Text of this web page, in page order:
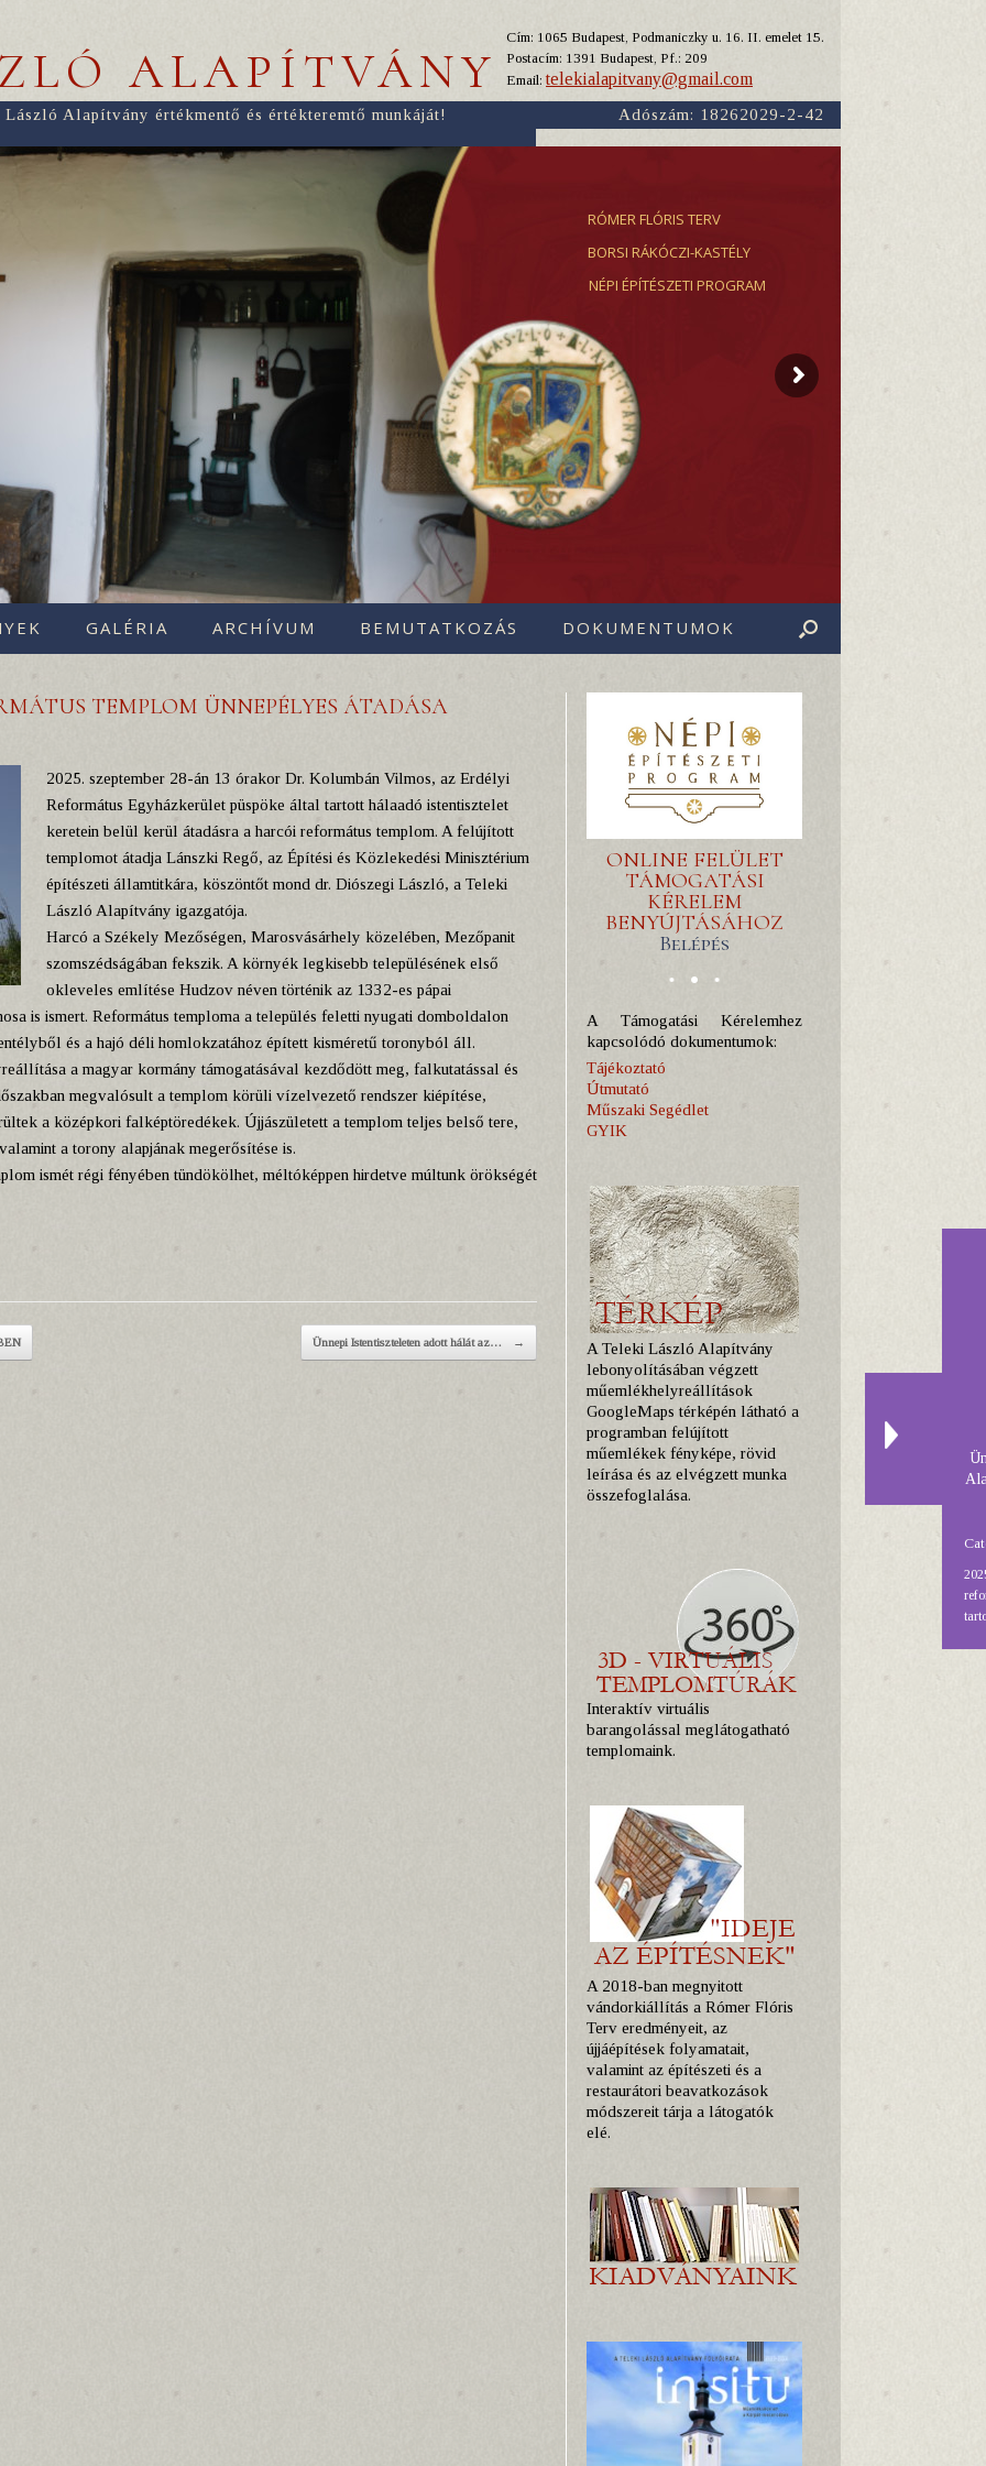
ALAPÍTVÁNY
Cím: 1065 Budapest, Podmaniczky u. 16. II. emelet 15.
Postacím: 1391 Budapest, Pf.: 209
Email:telekialapitvany@gmail.com
Alapítvány értékmentő és értékteremtő munkáját! Adószám: 18262029-2-42
RÓMER FLÓRIS TERV
BORSI RÁKÓCZI-KASTÉLY
NÉPI ÉPÍTÉSZETI PROGRAM
GALÉRIA ARCHÍVUM BEMUTATKOZÁS DOKUMENTUMOK
TEMPLOM ÜNNEPÉLYES ÁTADÁSA
2025. szeptember 28-án 13 órakor Dr. Kolumbán Vilmos, az Erdélyi
Református Egyházkerület püspöke által tartott hálaadó istentisztelet
keretein belül kerül átadásra a harcói református templom. A felújított
templomot átadja Lánszki Regő, az Építési és Közlekedési Minisztérium
építészeti államtitkára, köszöntőt mond dr. Diószegi László, a Teleki
László Alapítvány igazgatója.
Harcó a Székely Mezőségen, Marosvásárhely közelében, Mezőpanit
szomszédságában fekszik. A környék legkisebb településének első
okleveles említése Hudzov néven történik az 1332-es pápai
is ismert. Református temploma a település feletti nyugati domboldalon
és a hajó déli homlokzatához épített kisméretű toronyból áll.
a magyar kormány támogatásával kezdődött meg, falkutatással és
megvalósult a templom körüli vízelvezető rendszer kiépítése,
a középkori falképtöredékek. Újjászületett a templom teljes belső tere,
a torony alapjának megerősítése is.
ismét régi fényében tündökölhet, méltóképpen hirdetve múltunk örökségét
Ünnepi Istentiszteleten adott hálát az… →
ONLINE FELÜLET
TÁMOGATÁSI
KÉRELEM
BENYÚJTÁSÁHOZ
Belépés
A Támogatási Kérelemhez
kapcsolódó dokumentumok:
Tájékoztató
Útmutató
Műszaki Segédlet
GYIK
A Teleki László Alapítvány
lebonyolításában végzett
műemlékhelyreállítások
GoogleMaps térképén látható a
programban felújított
műemlékek fényképe, rövid
leírása és az elvégzett munka
összefoglalása.
Interaktív virtuális
barangolással meglátogatható
templomaink.
A 2018-ban megnyitott
vándorkiállítás a Rómer Flóris
Terv eredményeit, az
újjáépítések folyamatait,
valamint az építészeti és a
restaurátori beavatkozások
módszereit tárja a látogatók
elé.